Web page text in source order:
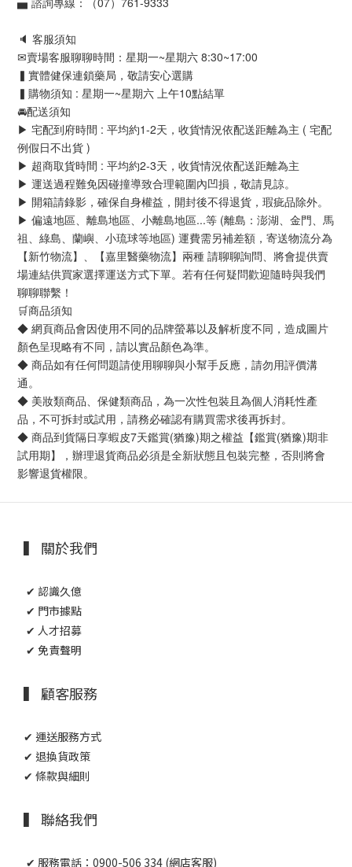
🔈 客服須知
✉賣場客服聊聊時間：星期一~星期六 8:30~17:00
▍實體健保連鎖藥局，敬請安心選購
▍購物須知 : 星期一~星期六 上午10點結單
🚘配送須知
▶ 宅配到府時間 : 平均約1-2天，收貨情況依配送距離為主 ( 宅配
例假日不出貨 )
▶ 超商取貨時間 : 平均約2-3天，收貨情況依配送距離為主
▶ 運送過程難免因碰撞導致合理範圍內凹損，敬請見諒。
▶ 開箱請錄影，確保自身權益，開封後不得退貨，瑕疵品除外。
▶ 偏遠地區、離島地區、小離島地區...等 (離島：澎湖、金門、馬
祖、綠島、蘭嶼、小琉球等地區) 運費需另補差額，寄送物流分為
【新竹物流】、【嘉里醫藥物流】兩種 請聊聊詢問、將會提供賣
場連結供買家選擇運送方式下單。若有任何疑問歡迎隨時與我們
聊聊聯繫！
🛒商品須知
◆ 網頁商品會因使用不同的品牌螢幕以及解析度不同，造成圖片
顏色呈現略有不同，請以實品顏色為準。
◆ 商品如有任何問題請使用聊聊與小幫手反應，請勿用評價溝
通。
◆ 美妝類商品、保健類商品，為一次性包裝且為個人消耗性產
品，不可拆封或試用，請務必確認有購買需求後再拆封。
◆ 商品到貨隔日享蝦皮7天鑑賞(猶豫)期之權益【鑑賞(猶豫)期非
試用期】，辦理退貨商品必須是全新狀態且包裝完整，否則將會
影響退貨權限。
▍ 關於我們
✔ 認識久億
✔ 門市據點
✔ 人才招募
✔ 免責聲明
▍ 顧客服務
✔ 運送服務方式
✔ 退換貨政策
✔ 條款與細則
▍ 聯絡我們
✔ 服務電話：0900-506 334 (網店客服)